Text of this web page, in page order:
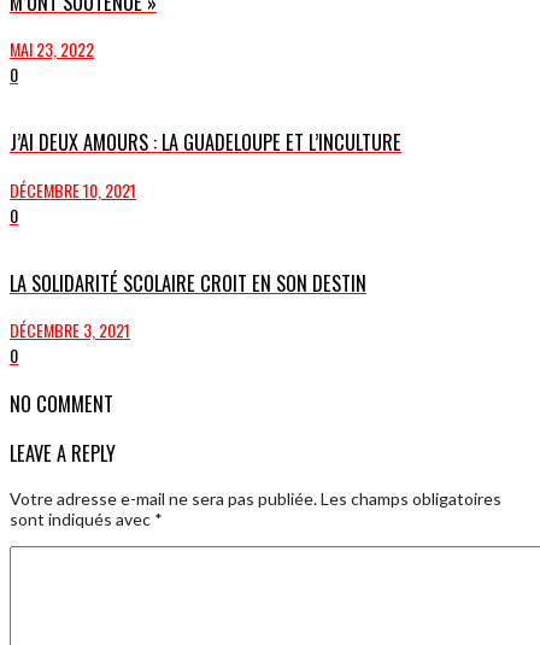
MAI 23, 2022
0
J’AI DEUX AMOURS : LA GUADELOUPE ET L’INCULTURE
DÉCEMBRE 10, 2021
0
LA SOLIDARITÉ SCOLAIRE CROIT EN SON DESTIN
DÉCEMBRE 3, 2021
0
NO COMMENT
LEAVE A REPLY
Votre adresse e-mail ne sera pas publiée.Les champs obligatoires
sont indiqués avec *